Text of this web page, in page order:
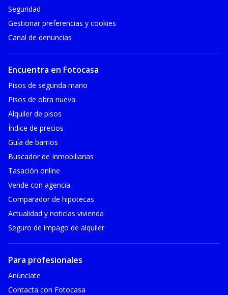
Seguridad
Gestionar preferencias y cookies
Canal de denuncias
Encuentra en Fotocasa
Pisos de segunda mano
Pisos de obra nueva
Alquiler de pisos
Índice de precios
Guía de barrios
Buscador de Inmobiliarias
Tasación online
Vende con agencia
Comparador de hipotecas
Actualidad y noticias vivienda
Seguro de impago de alquiler
Para profesionales
Anúnciate
Contacta con Fotocasa